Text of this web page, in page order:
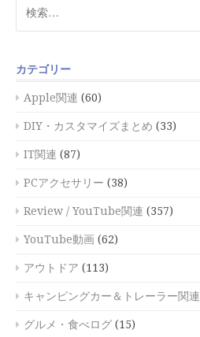
索:
カテゴリー
Apple関連 (60)
DIY・カスタマイズまとめ (33)
IT関連 (87)
PCアクセサリー (38)
Review / YouTube関連 (357)
YouTube動画 (62)
アウトドア (113)
キャンピングカー＆トレーラー関連
グルメ・食べログ (15)